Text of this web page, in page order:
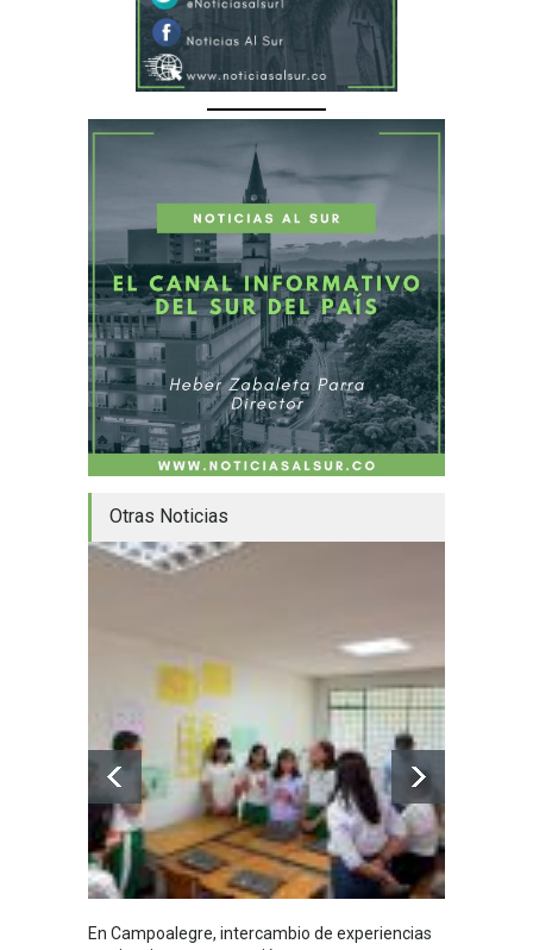
Otras Noticias
En Campoalegre, intercambio de experiencias